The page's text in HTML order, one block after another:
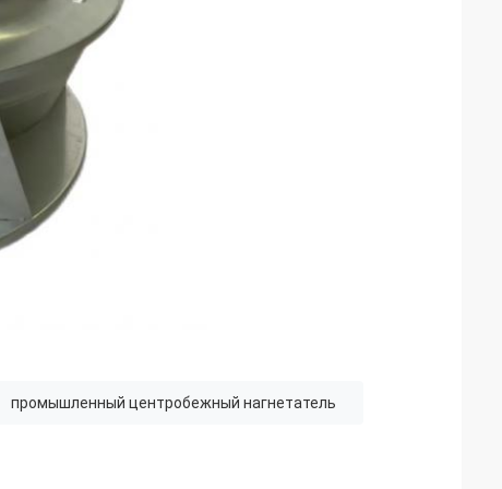
промышленный центробежный нагнетатель